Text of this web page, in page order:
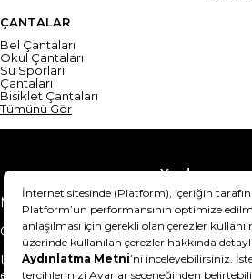
ÇANTALAR
Bel Çantaları
Okul Çantaları
Su Sporları
Çantaları
Bisiklet Çantaları
Tümünü Gör
Yardım
Mesafeli Satış Sözleşmesi
Teslimat
Gizlilik Sözleşmesi
Şartlar &
Ürünümü nasıl iade
edebilirim?